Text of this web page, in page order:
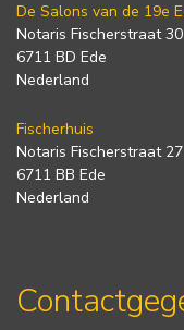
De Salons van de 19e
Notaris Fischerstraat 30
6711 BD Ede
Nederland
Fischerhuis
Notaris Fischerstraat 27
6711 BB Ede
Nederland